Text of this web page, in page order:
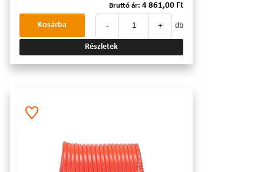
Bruttó ár: 4 861,00 Ft
- + db
Kosárba
Részletek